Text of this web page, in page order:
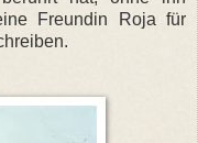
Freundin Roja für